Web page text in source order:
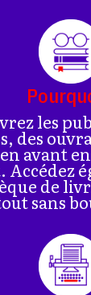
les
des
avant
de
sans